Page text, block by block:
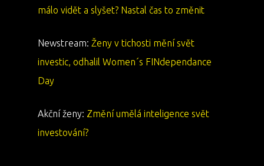
málo vidět a slyšet? Nastal čas to změnit
Newstream: Ženy v tichosti mění svět
investic, odhalil Women´s FINdependance
Day
Akční ženy: Změní umělá inteligence svět
investování?